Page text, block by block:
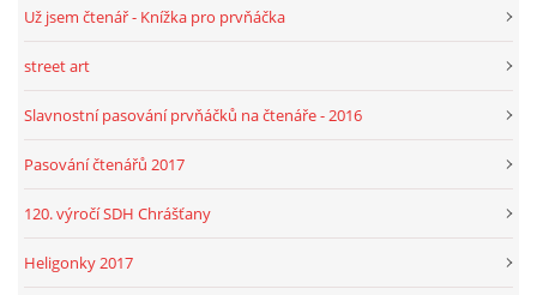
Už jsem čtenář - Knížka pro prvňáčka
street art
Slavnostní pasování prvňáčků na čtenáře - 2016
Pasování čtenářů 2017
120. výročí SDH Chrášťany
Heligonky 2017